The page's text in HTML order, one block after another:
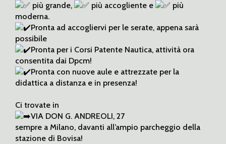
più grande, più accogliente e
più
moderna.
Pronta ad accogliervi per le serate, appena sarà
possibile
Pronta per i Corsi Patente Nautica, attività ora
consentita dai Dpcm!
Pronta con nuove aule e attrezzate per la
didattica a distanza e in presenza!
Ci trovate in
VIA DON G. ANDREOLI, 27
sempre a Milano, davanti all’ampio parcheggio della
stazione di Bovisa!